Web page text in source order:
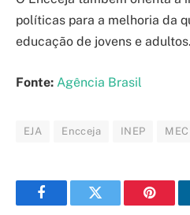
políticas para a melhoria da
educação de jovens e adultos.
Fonte: Agência Brasil
EJA Encceja INEP MEC
FacebookTwitter